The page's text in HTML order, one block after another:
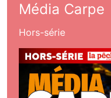
Média Carpe
Hors-série